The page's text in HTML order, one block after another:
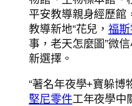
平安教導親身經歷館
教導新地“花兒，福
事，老天怎麼圖”微
新選擇。
“著名年夜學+寶躲
堅尼零件工年夜學中